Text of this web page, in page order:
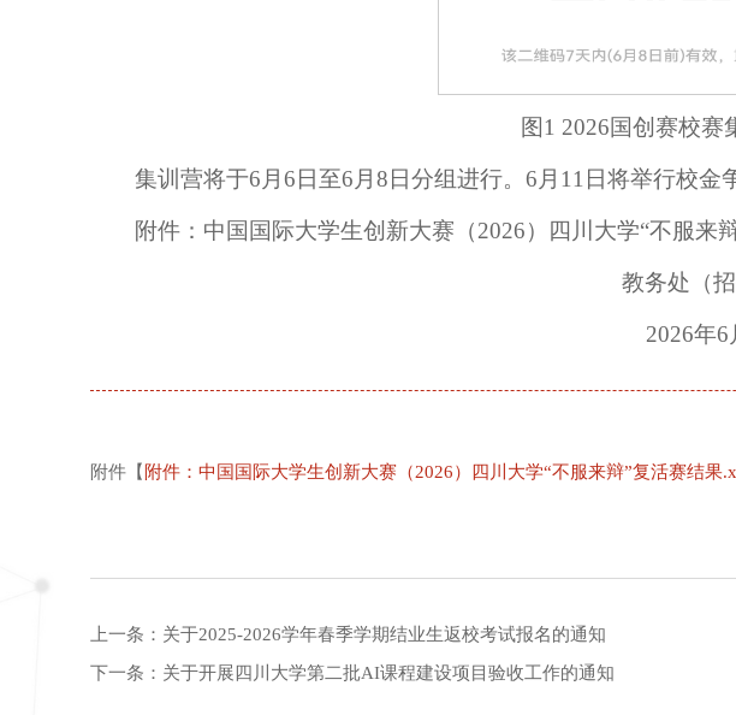
图1 2026国创赛校赛
集训营将于6月6日至6月8日分组进行。6月11日将举行校金
附件：中国国际大学生创新大赛（2026）四川大学“不服来
教务处（招生办公
2026年6月4
附件【 附件：中国国际大学生创新大赛（2026）四川大学“不服来辩”复活赛结果
上一条： 关于2025-2026学年春季学期结业生返校考试报名的通知
下一条： 关于开展四川大学第二批AI课程建设项目验收工作的通知